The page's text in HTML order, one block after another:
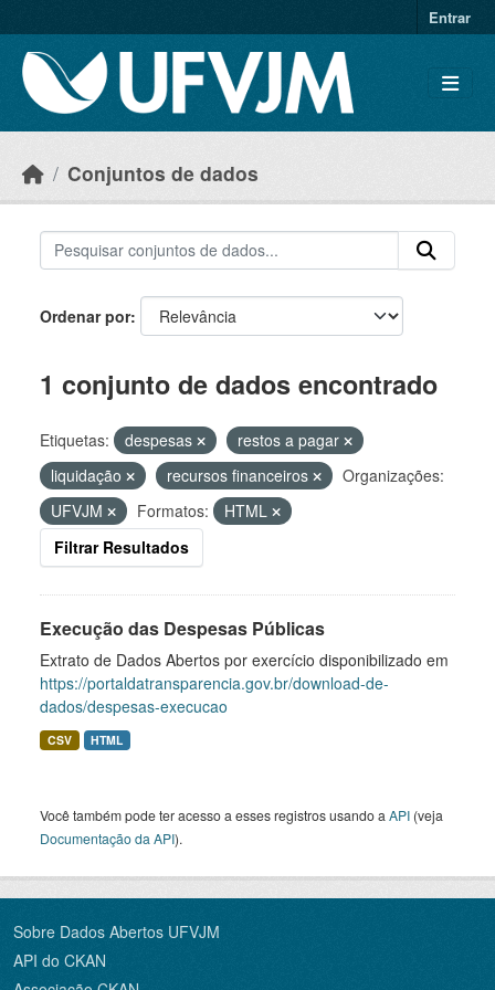
Entrar
Conjuntos de dados
Ordenar por
1 conjunto de dados encontrado
Etiquetas: despesas
restos a pagar
liquidação
recursos financeiros
Organizações:
UFVJM
Formatos:
HTML
Filtrar Resultados
Execução das Despesas Públicas
Extrato de Dados Abertos por exercício disponibilizado em
https://portaldatransparencia.gov.br/download-de-
dados/despesas-execucao
CSV HTML
Você também pode ter acesso a esses registros usando a API (veja
Documentação da API).
Sobre Dados Abertos UFVJM
API do CKAN